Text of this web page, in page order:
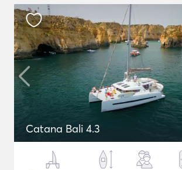
Catana Bali 4.3